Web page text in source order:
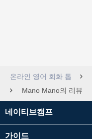
온라인 영어 회화 톱
Mano Mano의 리뷰
네이티브캠프
가이드